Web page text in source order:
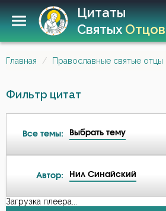
Цитаты
СвятыхОтцов
Главная Православные святые отцы
Фильтр цитат
Все темы: Выбрать тему
Ангел
Автор: Нил Синайский
А-я
Загрузка плеера...